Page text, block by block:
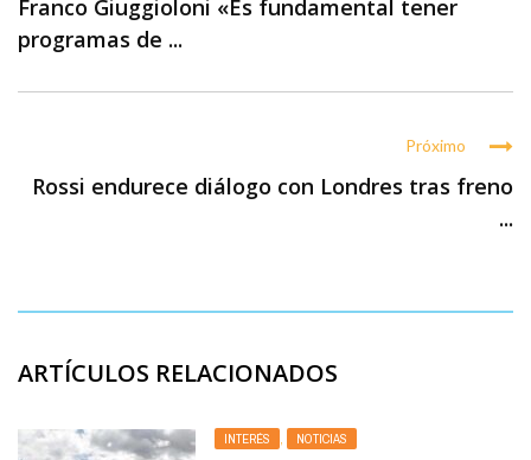
Franco Giuggioloni «Es fundamental tener
programas de ...
Próximo
Rossi endurece diálogo con Londres tras freno
...
ARTÍCULOS RELACIONADOS
INTERÉS , NOTICIAS